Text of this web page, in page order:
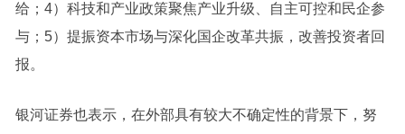
给；4）科技和产业政策聚焦产业升级、自主可控和民企参
与；5）提振资本市场与深化国企改革共振，改善投资者回
报。
银河证券也表示，在外部具有较大不确定性的背景下，努